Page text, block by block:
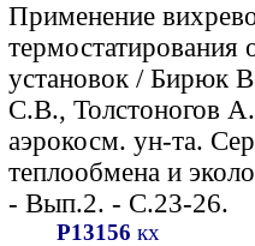
Применение
термостатирования
установок / Бирюк
С.В., Толстоногов
аэрокосм. ун-та.
теплообмена и
- Вып.2. - С.23-26.
Р13156 кх